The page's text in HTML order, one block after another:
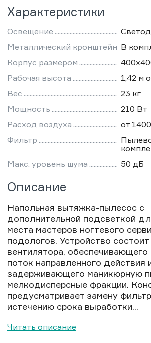
Характеристики
Освещение
Металлический кронштейн В
Корпус размером
Рабочая высота
1,42 м
Вес
23 кг
Мощность
210 Вт
Расход воздуха
от
Фильтр
Макс. уровень шума
50 дБ
Описание
Напольная вытяжка-пылесос с
дополнительной подсветкой
места мастеров ногтевого
подологов. Устройство состоит
вентилятора,
поток направленного действия
задерживающего маникюрную
мелкодисперсные фракции.
предусматривает замену
истечению срока выработки...
Читать описание